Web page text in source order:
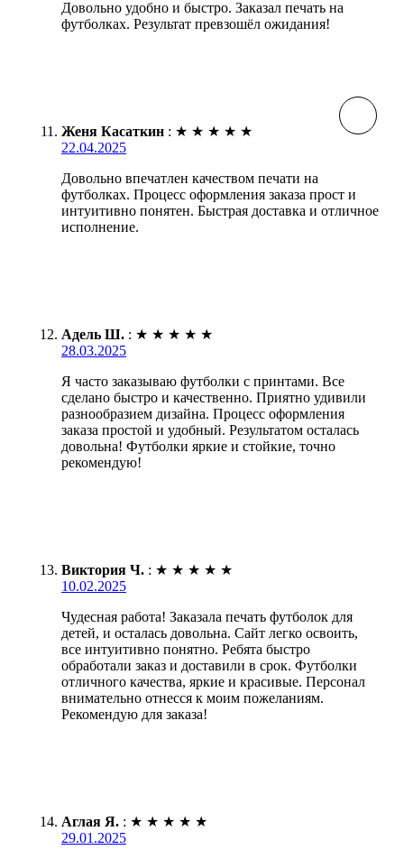
Довольно удобно и быстро. Заказал печать на
футболках. Результат превзошёл ожидания!
Женя Касаткин : ★ ★ ★ ★ ★
22.04.2025
Довольно впечатлен качеством печати на
футболках. Процесс оформления заказа прост и
интуитивно понятен. Быстрая доставка и отличное
исполнение.
Адель Ш. : ★ ★ ★ ★ ★
28.03.2025
Я часто заказываю футболки с принтами. Все
сделано быстро и качественно. Приятно удивили
разнообразием дизайна. Процесс оформления
заказа простой и удобный. Результатом осталась
довольна! Футболки яркие и стойкие, точно
рекомендую!
Виктория Ч. : ★ ★ ★ ★ ★
10.02.2025
Чудесная работа! Заказала печать футболок для
детей, и осталась довольна. Сайт легко освоить,
все интуитивно понятно. Ребята быстро
обработали заказ и доставили в срок. Футболки
отличного качества, яркие и красивые. Персонал
внимательно отнесся к моим пожеланиям.
Рекомендую для заказа!
Аглая Я. : ★ ★ ★ ★ ★
29.01.2025